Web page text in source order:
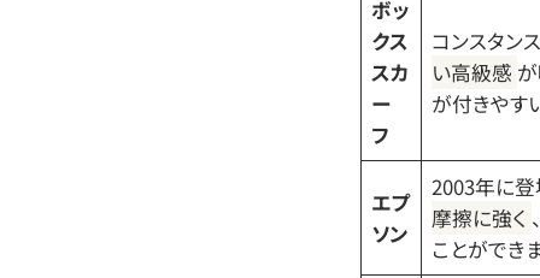
ボッ
クス
スカ
ー
フ
コンスタン
い高級感
が付きやす
エプ
ソン
2003年に登
摩擦に強く
ことができ